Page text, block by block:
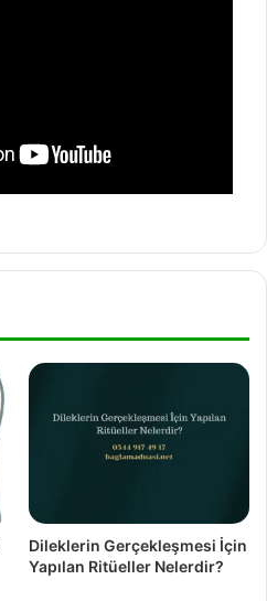
Dileklerin Gerçekleşmesi İçin
Yapılan Ritüeller Nelerdir?